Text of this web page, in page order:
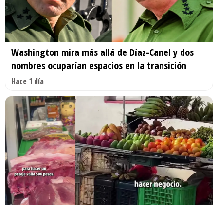
Washington mira más allá de Díaz-Canel y dos
nombres ocuparían espacios en la transición
Hace 1 día